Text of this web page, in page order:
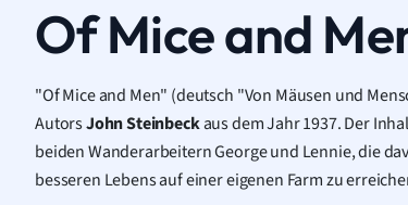
Of Mice and
"Of Mice and Men" (deutsch "Von Mäusen und
AutorsJohn Steinbeckaus dem Jahr 1937. Der
beiden Wanderarbeitern George und Lennie, die
besseren Lebens auf einer eigenen Farm zu